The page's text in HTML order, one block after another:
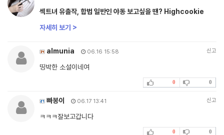
섹트녀 유출작, 합법 일반인 야동 보고싶을 땐? Highcookie
자세히 보기 >
almunia 06.16 15:58 신고
띵박한 소설이네여
0 0
빠봉이 06.17 13:41 신고
ㅋㅋㅋ잘보고갑니다
0 0